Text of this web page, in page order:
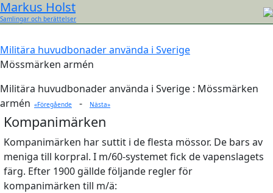
Markus Holst
Samlingar och berättelser
Militära huvudbonader använda i Sverige
Mössmärken armén
Militära huvudbonader använda i Sverige : Mössmärken
armén «Föregående - Nästa»
Kompanimärken
Kompanimärken har suttit i de flesta mössor. De bars av
meniga till korpral. I m/60-systemet fick de vapenslagets
färg. Efter 1900 gällde följande regler för
kompanimärken till m/ä: